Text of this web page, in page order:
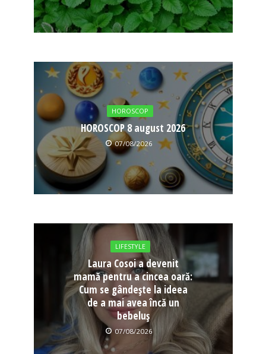
HOROSCOP
HOROSCOP 8 august 2026
07/08/2026
LIFESTYLE
Laura Cosoi a devenit
mamă pentru a cincea oară:
Cum se gândește la ideea
de a mai avea încă un
bebeluș
07/08/2026